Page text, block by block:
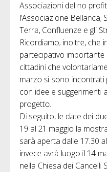
Associazioni del no
l’Associazione Bellanca,
Terra, Confluenze e gli
Ricordiamo, inoltre, che
partecipativo importante
cittadini che
marzo si sono incontrati
con idee e suggerimenti
progetto.
Di seguito, le date dei
19 al 21 maggio la
sarà aperta dalle 17.30
invece avrà luogo il 14
nella Chiesa dei Cancelli